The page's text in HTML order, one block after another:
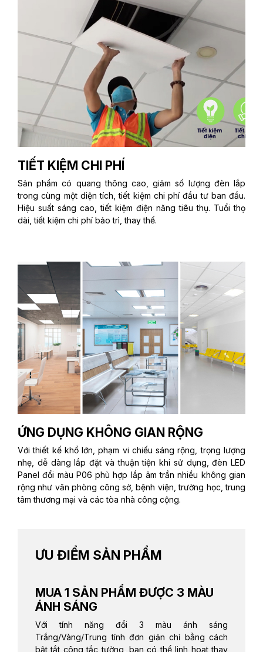
TIẾT KIỆM CHI PHÍ
Sản phẩm có quang thông cao, giảm số lượng đèn lắp
trong cùng một diện tích, tiết kiệm chi phí đầu tư ban đầu.
Hiệu suất sáng cao, tiết kiệm điện năng tiêu thụ. Tuổi thọ
dài, tiết kiệm chi phí bảo trì, thay thế.
ỨNG DỤNG KHÔNG GIAN RỘNG
Với thiết kế khổ lớn, phạm vi chiếu sáng rộng, trọng lượng
nhẹ, dễ dàng lắp đặt và thuận tiện khi sử dụng, đèn LED
Panel đổi màu P06 phù hợp lắp âm trần nhiều không gian
rộng như văn phòng công sở, bệnh viện, trường học, trung
tâm thương mại và các tòa nhà công cộng.
ƯU ĐIỂM SẢN PHẨM
MUA 1 SẢN PHẨM ĐƯỢC 3 MÀU
ÁNH SÁNG
Với tính năng đổi 3 màu ánh sáng
Trắng/Vàng/Trung tính đơn giản chỉ bằng cách
bật tắt công tắc tường, bạn có thể linh hoạt thay